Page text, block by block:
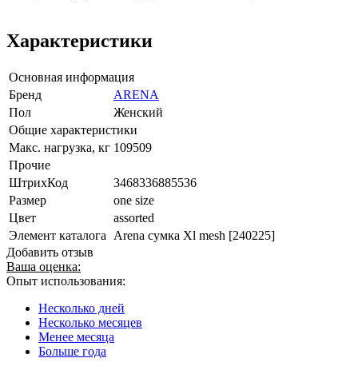
Характеристики
Основная информация
Бренд
ARENA
Пол
Женский
Общие характеристики
Макс. нагрузка, кг 109509
Прочие
ШтрихКод
3468336885536
Размер
one size
Цвет
assorted
Элемент каталога
Arena сумка Xl mesh [240225]
Добавить отзыв
Ваша оценка:
Опыт использования:
Несколько дней
Несколько месяцев
Менее месяца
Больше года